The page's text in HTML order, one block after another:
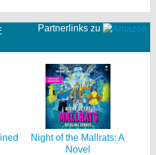
Partnerlinks zu
Night of the Mallrats: A
Novel
Datenschutz
Cookie-Einstellungen
Impressum
Desktop-Ansicht
myFanbase